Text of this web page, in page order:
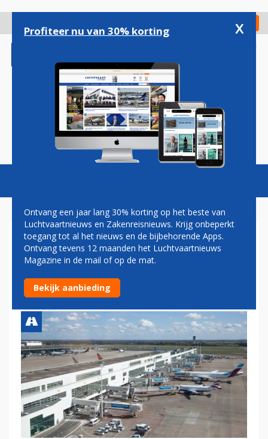
gaan
Check in
Magazine Podcasts Vacatures
VERTRAAGDE VLUCHTEN OP
BRUSSELS AIRPORT DOOR
SPONTANE STAKING
Profiteer nu van 30% korting x
Ontvang een jaar lang 30% korting op het beste van
Luchtvaartnieuws en Zakenreisnieuws. Krijg onbeperkt
toegang tot al het nieuws en de bijbehorende Apps.
Ontvang tevens 12 maanden het Luchtvaartnieuws
Magazine in de mail of op de mat.
Bekijk aanbieding